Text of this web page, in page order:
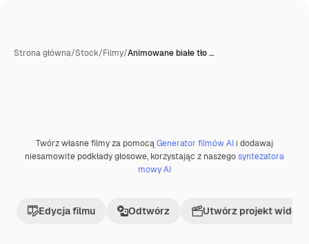
Strona główna/Stock/Filmy/Animowane białe tło …
Premium
Twórz własne filmy za pomocąGenerator filmów AI i dodawaj
niesamowite podkłady głosowe, korzystając z naszegosyntezatora
mowy AI
Edycja filmu Odtwórz Utwórz projekt wideo